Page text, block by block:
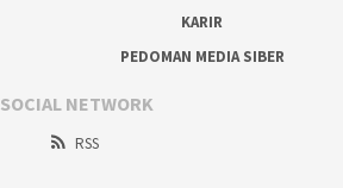
KARIR
PEDOMAN MEDIA SIBER
SOCIAL NETWORK
RSS